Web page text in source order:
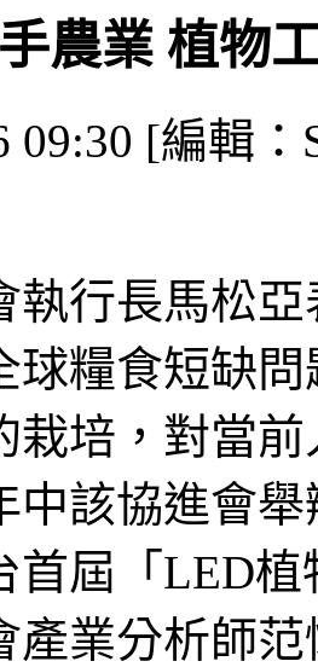
農業 植物
09:30 [編輯：
執行長馬松
球糧食短缺
栽培，對當
中該協進會
首屆「LED
產業分析師